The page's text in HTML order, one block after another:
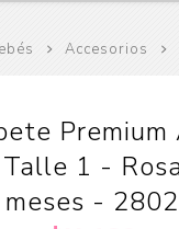
Accesorios
1 -
meses - 2802